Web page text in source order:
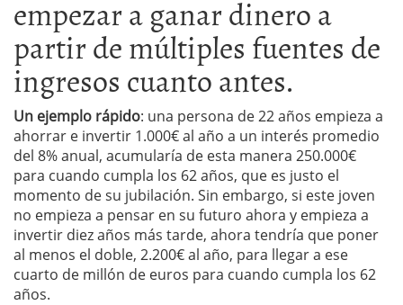
empezar a ganar dinero a
partir de múltiples fuentes de
ingresos cuanto antes.
Un ejemplo rápido: una persona de 22 años empieza a
ahorrar e invertir 1.000€ al año a un interés promedio
del 8% anual, acumularía de esta manera 250.000€
para cuando cumpla los 62 años, que es justo el
momento de su jubilación. Sin embargo, si este joven
no empieza a pensar en su futuro ahora y empieza a
invertir diez años más tarde, ahora tendría que poner
al menos el doble, 2.200€ al año, para llegar a ese
cuarto de millón de euros para cuando cumpla los 62
años.